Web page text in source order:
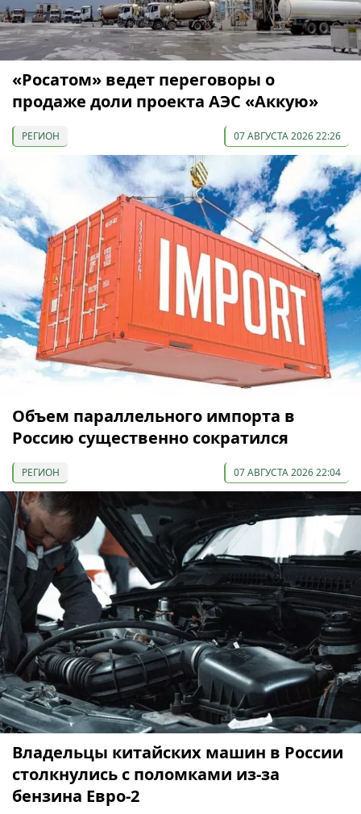
«Росатом» ведет переговоры о
продаже доли проекта АЭС «Аккую»
РЕГИОН 07 АВГУСТА 2026 22:26
Объем параллельного импорта в
Россию существенно сократился
РЕГИОН 07 АВГУСТА 2026 22:04
Владельцы китайских машин в России
столкнулись с поломками из-за
бензина Евро-2